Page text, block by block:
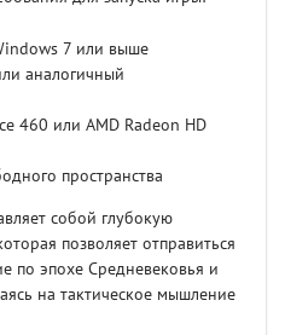
7 или выше
аналогичный
460 или AMD Radeon HD
пространства
собой глубокую
позволяет отправиться
по эпохе Средневековья и
на тактическое мышление